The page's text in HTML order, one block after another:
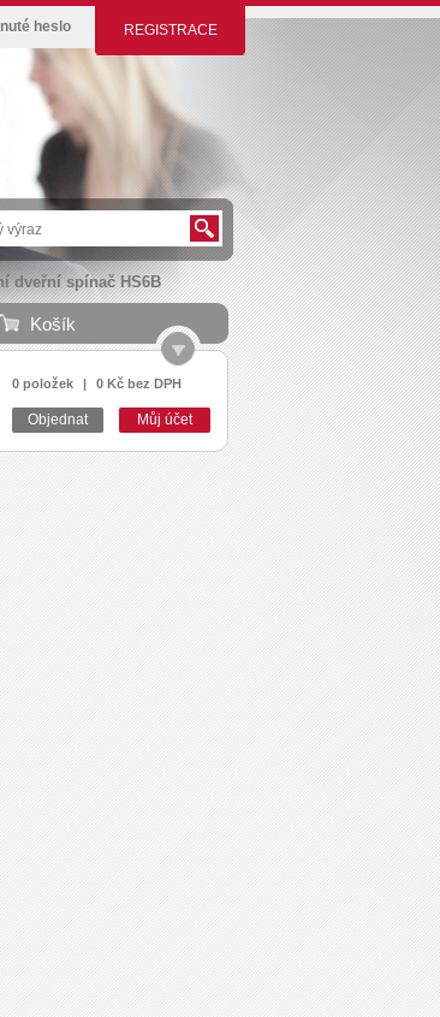
REGISTRACE
heslo
dveřní spínač HS6B
Košík
0 položek | 0 Kč bez DPH
Objednat Můj účet